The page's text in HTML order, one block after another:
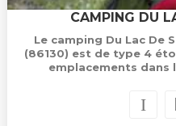
CAMPING DU
Le camping Du Lac De
(86130) est de type 4
emplacements dans